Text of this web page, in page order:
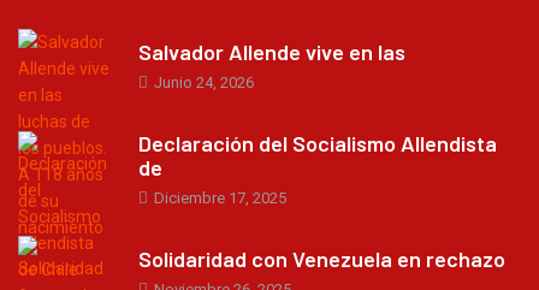
Salvador Allende vive en las
Junio 24, 2026
Declaración del Socialismo Allendista
de
Diciembre 17, 2025
Solidaridad con Venezuela en rechazo